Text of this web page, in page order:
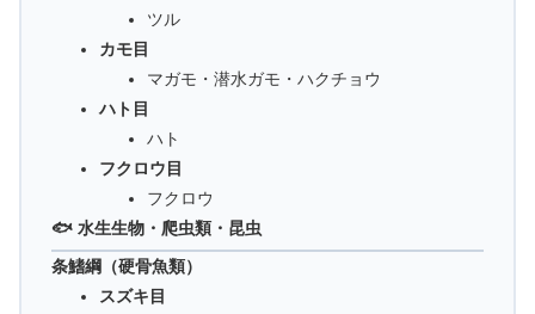
ツル
カモ目
マガモ・潜水ガモ・ハクチョウ
ハト目
ハト
フクロウ目
フクロウ
🐟 水生生物・爬虫類・昆虫
条鰭綱（硬骨魚類）
スズキ目